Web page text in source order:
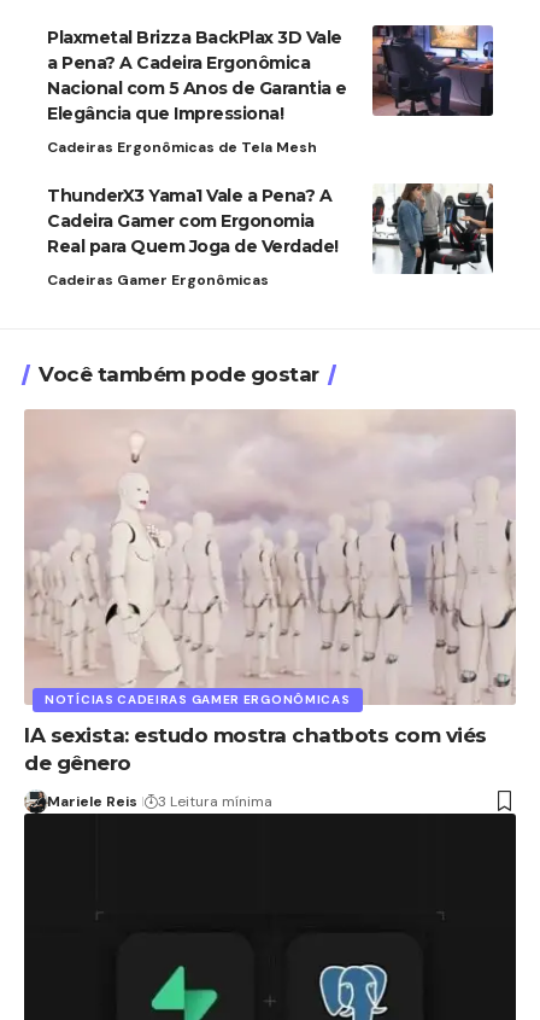
Plaxmetal Brizza BackPlax 3D Vale
a Pena? A Cadeira Ergonômica
Nacional com 5 Anos de Garantia e
Elegância que Impressiona!
Cadeiras Ergonômicas de Tela Mesh
ThunderX3 Yama1 Vale a Pena? A
Cadeira Gamer com Ergonomia
Real para Quem Joga de Verdade!
Cadeiras Gamer Ergonômicas
Você também pode gostar
NOTÍCIAS CADEIRAS GAMER ERGONÔMICAS
IA sexista: estudo mostra chatbots com viés
de gênero
Mariele Reis 3 Leitura mínima